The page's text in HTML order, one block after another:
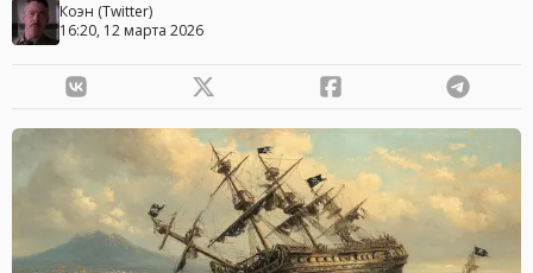
Коэн (Twitter)
16:20, 12 марта 2026